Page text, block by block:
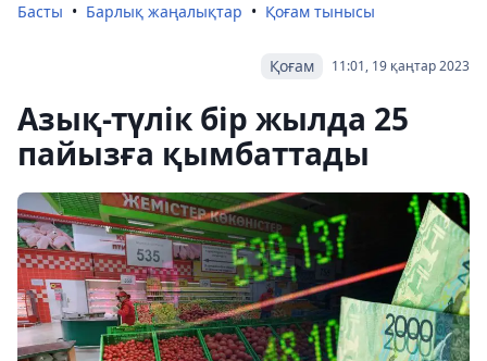
Басты Барлық жаңалықтар Қоғам тынысы
11:01, 19 қаңтар 2023
Қоғам
Азық-түлік бір жылда 25
пайызға қымбаттады